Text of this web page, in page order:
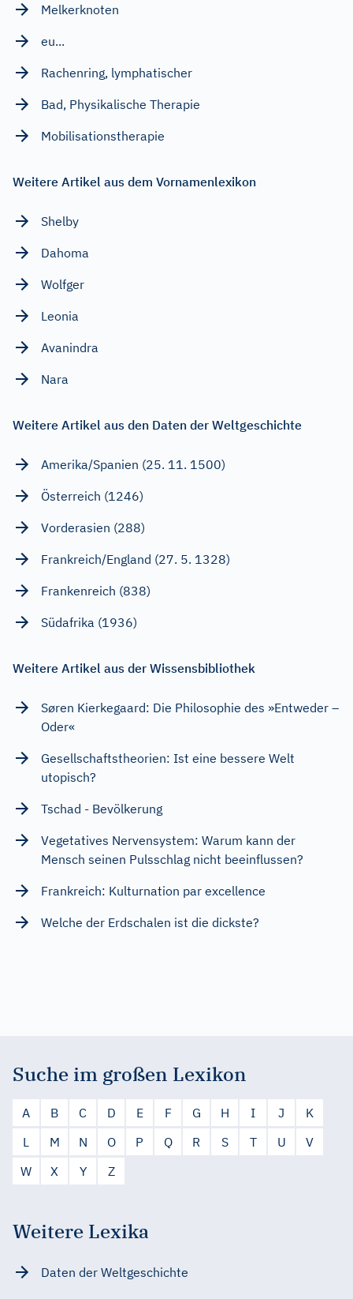
Melkerknoten
eu...
Rachenring, lymphatischer
Bad, Physikalische Therapie
Mobilisationstherapie
Weitere Artikel aus dem Vornamenlexikon
Shelby
Dahoma
Wolfger
Leonia
Avanindra
Nara
Weitere Artikel aus den Daten der Weltgeschichte
Amerika/Spanien (25. 11. 1500)
Österreich (1246)
Vorderasien (288)
Frankreich/England (27. 5. 1328)
Frankenreich (838)
Südafrika (1936)
Weitere Artikel aus der Wissensbibliothek
Søren Kierkegaard: Die Philosophie des »Entweder –
Oder«
Gesellschaftstheorien: Ist eine bessere Welt
utopisch?
Tschad - Bevölkerung
Vegetatives Nervensystem: Warum kann der
Mensch seinen Pulsschlag nicht beeinflussen?
Frankreich: Kulturnation par excellence
Welche der Erdschalen ist die dickste?
Suche im großen Lexikon
A B C D E F G H I J
K
L
M N O P Q R S T U
V
W
X Y Z
Weitere Lexika
Daten der Weltgeschichte